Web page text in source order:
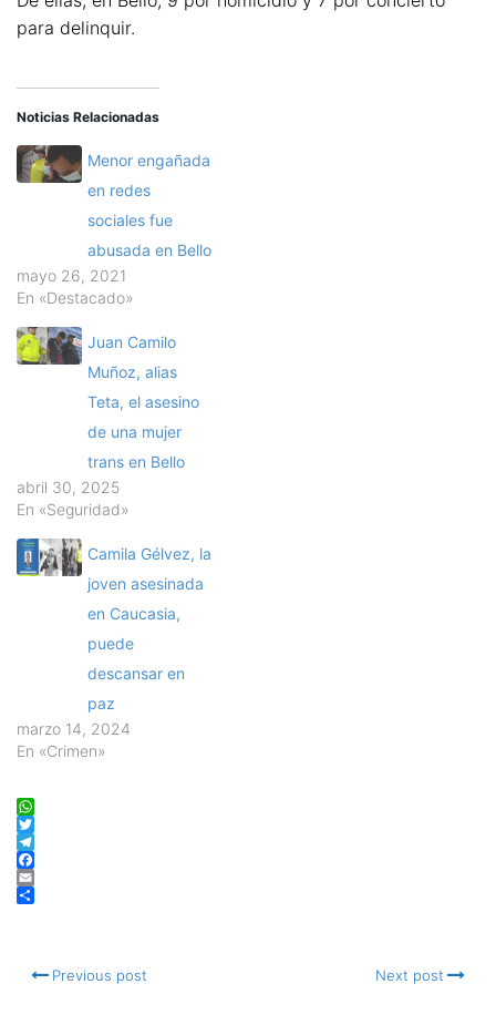
para delinquir.
Noticias Relacionadas
Menor engañada
en redes
sociales fue
abusada en Bello
mayo 26, 2021
En «Destacado»
Juan Camilo
Muñoz, alias
Teta, el asesino
de una mujer
trans en Bello
abril 30, 2025
En «Seguridad»
Camila Gélvez, la
joven asesinada
en Caucasia,
puede
descansar en
paz
marzo 14, 2024
En «Crimen»
WhatsApp
Twitter
Telegram
Facebook
Email
Previous post Next post